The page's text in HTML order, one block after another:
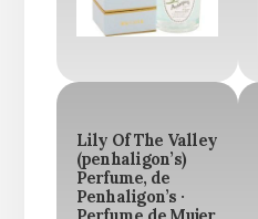
Lily Of The Valley
(penhaligon’s)
Perfume, de
Penhaligon’s ·